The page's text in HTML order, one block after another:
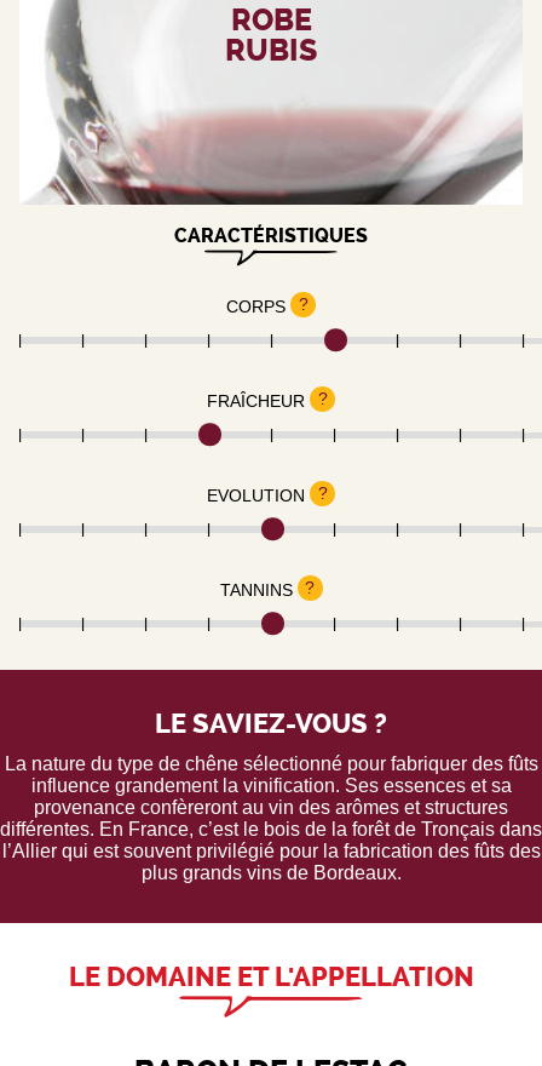
ROBE
RUBIS
CARACTÉRISTIQUES
CORPS ?
FRAÎCHEUR ?
EVOLUTION ?
TANNINS ?
LE SAVIEZ-VOUS ?
La nature du type de chêne sélectionné pour fabriquer des fûts
influence grandement la vinification. Ses essences et sa
provenance confèreront au vin des arômes et structures
différentes. En France, c’est le bois de la forêt de Tronçais dans
l’Allier qui est souvent privilégié pour la fabrication des fûts des
plus grands vins de Bordeaux.
LE DOMAINE ET L'APPELLATION